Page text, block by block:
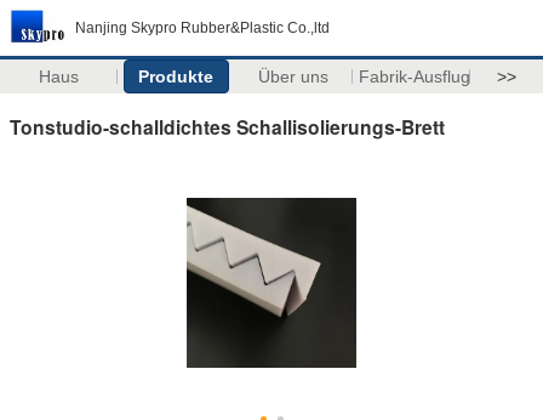
Nanjing Skypro Rubber&Plastic Co.,ltd
Haus Produkte Über uns Fabrik-Ausflug >>
Tonstudio-schalldichtes Schallisolierungs-Brett